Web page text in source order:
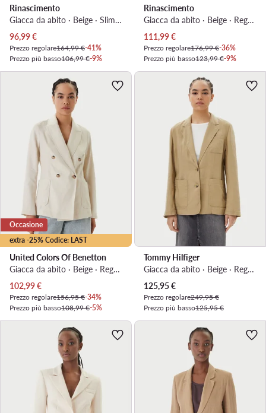
Rinascimento
Giacca da abito · Beige · Slim Fit
Prezzo attuale
96,99€
Prezzo regolare164,99 €-41%
Prezzo più basso106,99 €-9%
Rinascimento
Giacca da abito · Beige · Regular Fit
Prezzo attuale
111,99€
Prezzo regolare176,99 €-36%
Prezzo più basso123,99 €-9%
extra -25% Codice: LAST
Occasione
United Colors Of Benetton
Giacca da abito · Beige · Regular Fit
Prezzo attuale
102,99€
Prezzo regolare156,95 €-34%
Prezzo più basso108,99 €-5%
Tommy Hilfiger
Giacca da abito · Beige · Regular Fit
Prezzo attuale
125,95€
Prezzo regolare249,95 €
Prezzo più basso125,95 €